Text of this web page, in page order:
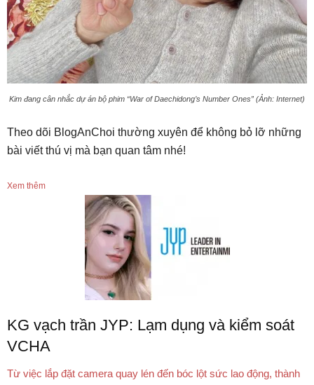
Kim đang cân nhắc dự án bộ phim “War of Daechidong’s Number Ones” (Ảnh: Internet)
Theo dõi BlogAnChoi thường xuyên để không bỏ lỡ những
bài viết thú vị mà bạn quan tâm nhé!
Xem thêm
KG vạch trần JYP: Lạm dụng và kiểm soát
VCHA
Từ việc lắp đặt camera quay lén đến bóc lột sức lao động, thành